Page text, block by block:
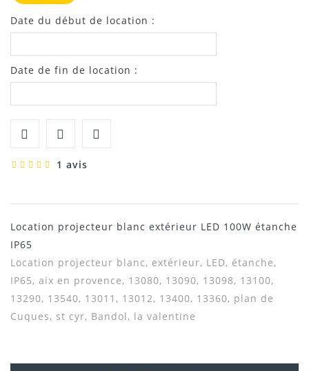
Date du début de location :
Date de fin de location :
1 avis
Location projecteur blanc extérieur LED 100W étanche
IP65
Location projecteur blanc, extérieur, LED, étanche,
IP65, aix en provence, 13080, 13090, 13098, 13100,
13290, 13540, 13011, 13012, 13400, 13360, plan de
Cuques, st cyr, Bandol, la valentine